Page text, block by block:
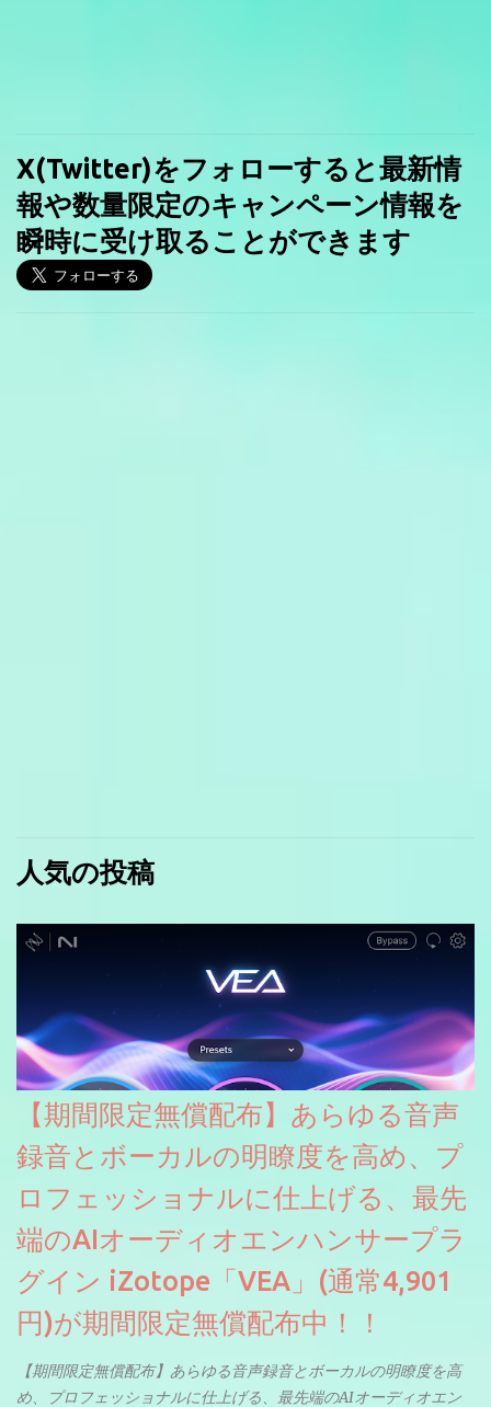
X(Twitter)をフォローすると最新情
報や数量限定のキャンペーン情報を
瞬時に受け取ることができます
人気の投稿
【期間限定無償配布】あらゆる音声
録音とボーカルの明瞭度を高め、プ
ロフェッショナルに仕上げる、最先
端のAIオーディオエンハンサープラ
グイン iZotope「VEA」(通常4,901
円)が期間限定無償配布中！！
【期間限定無償配布】あらゆる音声録音とボーカルの明瞭度を高
め、プロフェッショナルに仕上げる、最先端のAIオーディオエン